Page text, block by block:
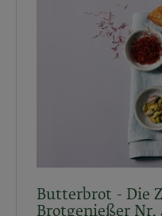
Butterbrot - Die
Brotgenießer Nr.